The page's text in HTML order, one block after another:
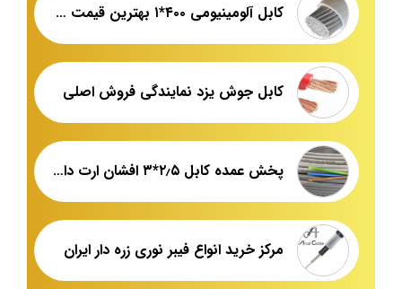
کابل آلومینیومی ۴۰۰*۱ بهترین قیمت بازار
کابل جوش یزد نمایندگی فروش اصلی
پخش عمده کابل ۲٫۵*۳ افشان ارت دار NYMHY
مرکز خرید انواع فیبر نوری زره دار ایران